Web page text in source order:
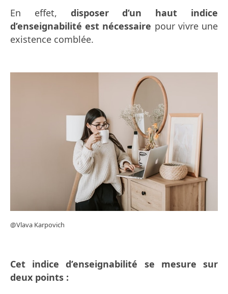
En effet, disposer d’un haut indice
d’enseignabilité est nécessaire pour vivre une
existence comblée.
@Vlava Karpovich
Cet indice d’enseignabilité se mesure sur
deux points :